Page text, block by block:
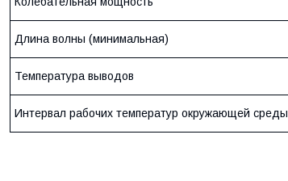
Длина волны (минимальная)
Температура выводов
Интервал рабочих температур окружающей среды